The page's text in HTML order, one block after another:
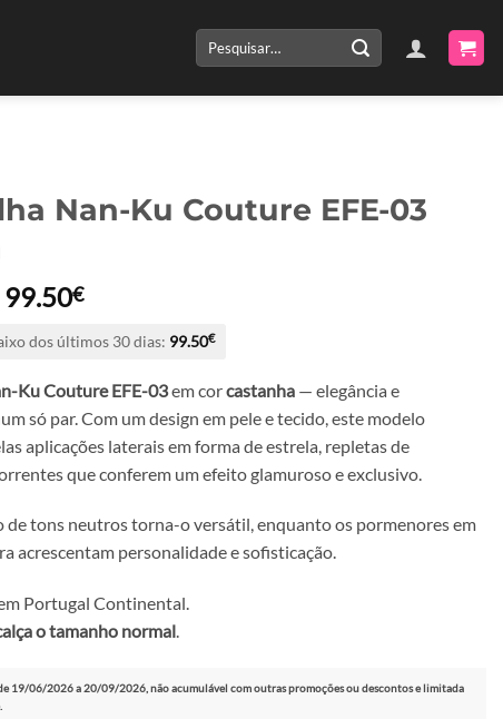
Pesquisar
por:
Nan-Ku Couture EFE-03
O
original
199.00€.
99.50€O
atual
99.50€.
dos últimos 30 dias: 99.50€
Ku Couture EFE-03em corcastanha — elegância e
só par. Com um design em pele e tecido, este modelo
aplicações laterais em forma de estrela, repletas de
que conferem um efeito glamuroso e exclusivo.
de tons neutros torna-o versátil, enquanto os pormenores em
acrescentam personalidade e sofisticação.
Portugal Continental.
o tamanho normal.
19/06/2026 a 20/09/2026, não acumulável com outras promoções ou descontos e limitada